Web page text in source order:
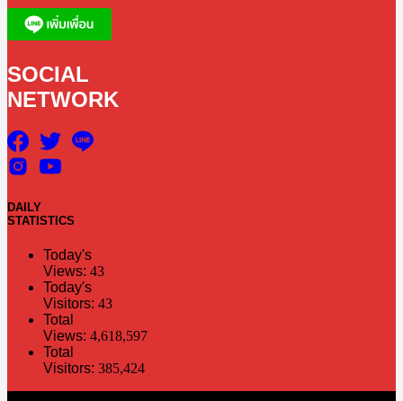
SOCIAL
NETWORK
DAILY
STATISTICS
Today's
Views: 43
Today's
Visitors: 43
Total
Views: 4,618,597
Total
Visitors: 385,424